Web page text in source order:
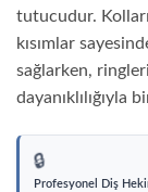
Küçük
Boy
Matriks
Tutucu
tutucudur.
kısımlar
sağlarken,
dayanıklılığıyla
🔒
Profesyonel Diş